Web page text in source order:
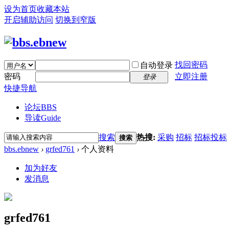
设为首页收藏本站
开启辅助访问 切换到窄版
自动登录 找回密码
密码
登录
立即注册
快捷导航
论坛BBS
导读Guide
搜索 搜索 热搜: 采购 招标 招标投标
bbs.ebnew › grfed761 › 个人资料
加为好友
发消息
grfed761